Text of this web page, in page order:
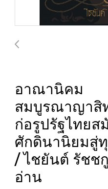
อาณานิคม
สมบูรณาญาสิ
ก่อรูปรัฐไทยส
ศักดินานิยมสู่
/ ไชยันต์ รัชช
อ่าน